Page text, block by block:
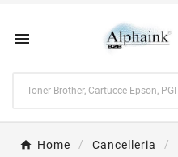

Home Cancelleria